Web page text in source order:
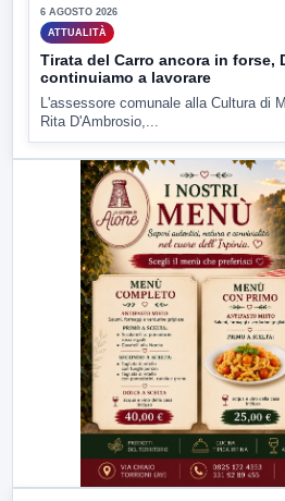
6 AGOSTO 2026
ATTUALITÀ
Tirata del Carro ancora in forse,
continuiamo a lavorare
L'assessore comunale alla Cultura di
Rita D'Ambrosio,...